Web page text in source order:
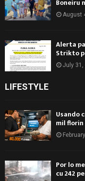
Boneiru
August
Alerta
Strikto
July 31,
LIFESTYLE
Usando
mil
Por lo
cu 242